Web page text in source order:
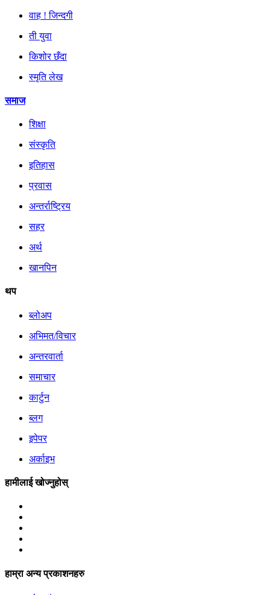
वाह ! जिन्दगी
ती युवा
किशोर छँदा
स्मृति लेख
समाज
शिक्षा
संस्कृति
इतिहास
प्रवास
अन्तर्राष्ट्रिय
सहर
अर्थ
खानपिन
थप
ब्लोअप
अभिमत/विचार
अन्तरवार्ता
समाचार
कार्टुन
ब्लग
इपेपर
अर्काइभ
हामीलाई खोज्नुहोस्
हाम्रा अन्य प्रकाशनहरु